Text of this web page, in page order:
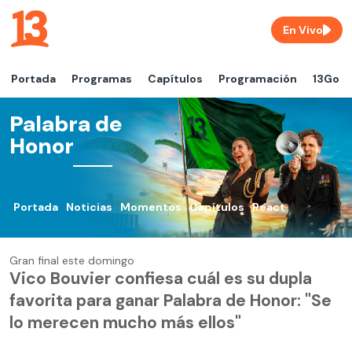
Portada Programas Capítulos Programación 13Go
En Vivo
Palabra de
Honor
Portada Noticias Momentos Capítulos React
Gran final este domingo
Vico Bouvier confiesa cuál es su dupla
favorita para ganar Palabra de Honor: "Se
lo merecen mucho más ellos"